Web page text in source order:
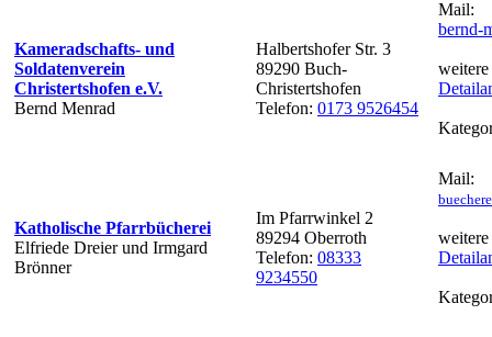
Kameradschafts- und
Soldatenverein
Christertshofen e.V.
Bernd Menrad
Halbertshofer Str. 3
89290 Buch-
Christertshofen
Telefon: 0173 9526454
Mail:
bernd-
Katholische Pfarrbücherei
Elfriede Dreier und Irmgard
Brönner
Im Pfarrwinkel 2
89294 Oberroth
Telefon: 08333
9234550
Mail: